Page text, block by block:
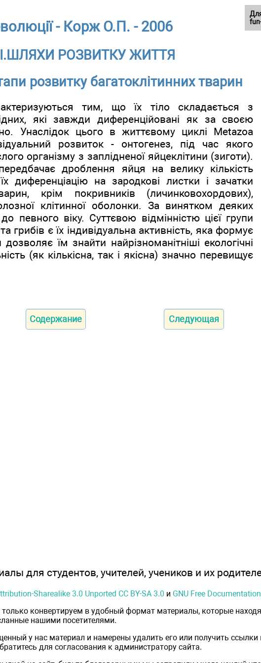
- Корж О.П. - 2006
РОЗВИТКУ ЖИТТЯ
розвитку багатоклітинних тварин
тим, що їх тіло складається з
які завжди диференційовані як за своєю
Унаслідок цього в життєвому циклі Metazoa
розвиток - онтогенез, під час якого
організму з заплідненої яйцеклітини (зиготи).
дроблення яйця на велику кількість
диференціацію на зародкові листки і зачатки
крім покривників (личинковохордових),
клітинної оболонки. За винятком деяких
певного віку. Суттєвою відмінністю цієї групи
грибів є їх індивідуальна активність, яка формує
їм знайти найрізноманітніші екологічні
(як кількісна, так і якісна) значно перевищує
Содержание Следующая
для студентов, учителей, учеников и их
Sharealike 3.0 Unported CC BY-SA 3.0 и GNU Free
конвертируем в удобный формат материалы, которые
нашими посетителями.
у нас материал и намерены удалить его или получить
для согласования к администратору сайта.